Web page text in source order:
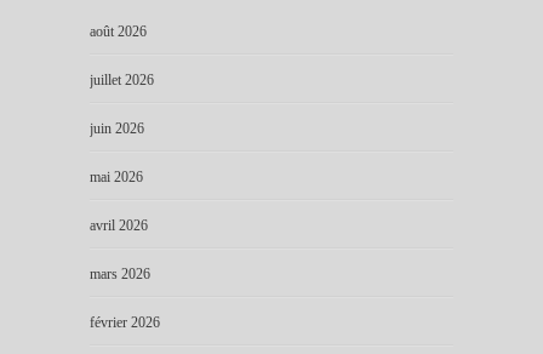
août 2026
juillet 2026
juin 2026
mai 2026
avril 2026
mars 2026
février 2026